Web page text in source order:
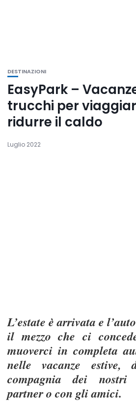
DESTINAZIONI
EasyPark –
trucchi per
ridurre il caldo
Luglio 2022
L’estate è arrivata e
il mezzo che ci
muoverci in completa
nelle vacanze estive,
compagnia dei
partner o con gli amici.